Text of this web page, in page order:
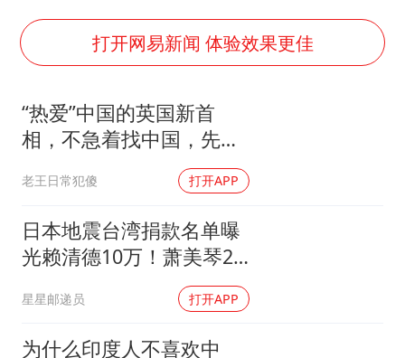
打开网易新闻 体验效果更佳
“热爱”中国的英国新首
相，不急着找中国，先给
老王日常犯傻 打开APP
日本地震台湾捐款名单曝
光赖清德10万！萧美琴20
星星邮递员 打开APP
为什么印度人不喜欢中